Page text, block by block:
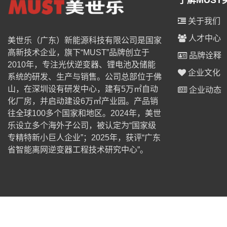
美世乐（广东）新能源科技有限公司是国家
高新技术企业，旗下“MUST”品牌创立于
2010年，专注光伏逆变器、锂电池及储能
系统的研发、生产与销售。公司总部位于佛
山，在深圳设有研发中心，建有5万㎡自动
化厂房，并启动建设6万㎡产业园。产品销
往全球100多个国家和地区。2024年，美世
乐设立多个海外子公司，被认定为“国家级
专精特新小巨人企业”；2025年，获评“广东
省智能离网逆变器工程技术研究中心”。
关于我们
人才中心
品牌诠释
企业文化
企业动态